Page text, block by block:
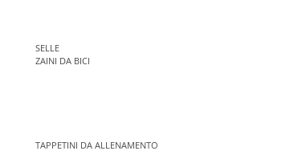
SELLE
ZAINI DA BICI
TAPPETINI DA ALLENAMENTO